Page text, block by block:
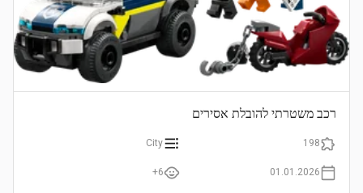
רכב משטרתי להובלת אסירים
198
City
01.01.2026
6+